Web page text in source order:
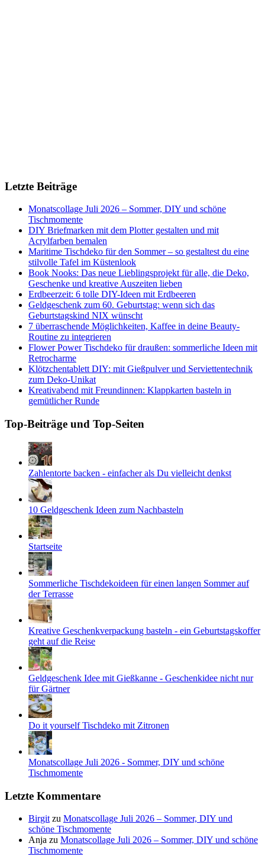
Letzte Beiträge
Monatscollage Juli 2026 – Sommer, DIY und schöne
Tischmomente
DIY Briefmarken mit dem Plotter gestalten und mit
Acrylfarben bemalen
Maritime Tischdeko für den Sommer – so gestaltest du eine
stilvolle Tafel im Küstenlook
Book Nooks: Das neue Lieblingsprojekt für alle, die Deko,
Geschenke und kreative Auszeiten lieben
Erdbeerzeit: 6 tolle DIY-Ideen mit Erdbeeren
Geldgeschenk zum 60. Geburtstag: wenn sich das
Geburtstagskind NIX wünscht
7 überraschende Möglichkeiten, Kaffee in deine Beauty-
Routine zu integrieren
Flower Power Tischdeko für draußen: sommerliche Ideen mit
Retrocharme
Klötzchentablett DIY: mit Gießpulver und Serviettentechnik
zum Deko-Unikat
Kreativabend mit Freundinnen: Klappkarten basteln in
gemütlicher Runde
Top-Beiträge und Top-Seiten
Zahlentorte backen - einfacher als Du vielleicht denkst
10 Geldgeschenk Ideen zum Nachbasteln
Startseite
Sommerliche Tischdekoideen für einen langen Sommer auf
der Terrasse
Kreative Geschenkverpackung basteln - ein Geburtstagskoffer
geht auf die Reise
Geldgeschenk Idee mit Gießkanne - Geschenkidee nicht nur
für Gärtner
Do it yourself Tischdeko mit Zitronen
Monatscollage Juli 2026 - Sommer, DIY und schöne
Tischmomente
Letzte Kommentare
Birgit zu Monatscollage Juli 2026 – Sommer, DIY und
schöne Tischmomente
Anja zu Monatscollage Juli 2026 – Sommer, DIY und schöne
Tischmomente